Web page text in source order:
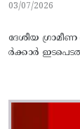
03/07/2026
ദേശീയ
ര്‍ക്കാര്‍